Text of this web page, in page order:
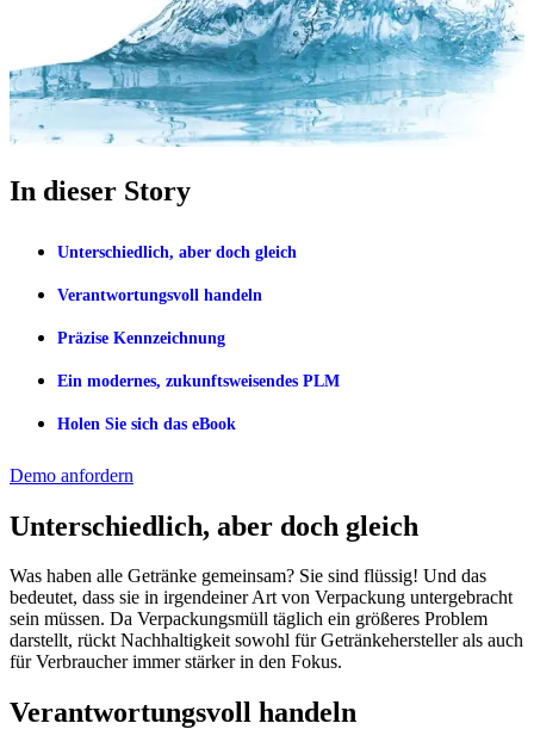
In dieser Story
Unterschiedlich, aber doch gleich
Verantwortungsvoll handeln
Präzise Kennzeichnung
Ein modernes, zukunftsweisendes PLM
Holen Sie sich das eBook
Demo anfordern
Unterschiedlich, aber doch gleich
Was haben alle Getränke gemeinsam? Sie sind flüssig! Und das
bedeutet, dass sie in irgendeiner Art von Verpackung untergebracht
sein müssen. Da Verpackungsmüll täglich ein größeres Problem
darstellt, rückt Nachhaltigkeit sowohl für Getränkehersteller als auch
für Verbraucher immer stärker in den Fokus.
Verantwortungsvoll handeln